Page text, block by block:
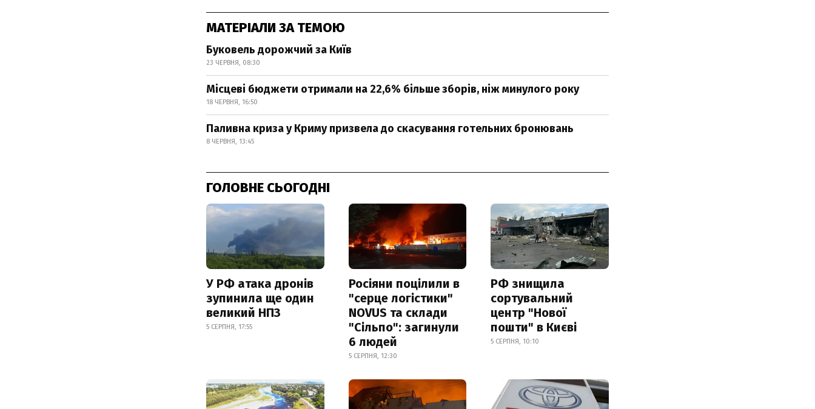
МАТЕРІАЛИ ЗА ТЕМОЮ
Буковель дорожчий за Київ
23 ЧЕРВНЯ, 08:30
Місцеві бюджети отримали на 22,6% більше зборів, ніж минулого року
18 ЧЕРВНЯ, 16:50
Паливна криза у Криму призвела до скасування готельних бронювань
8 ЧЕРВНЯ, 13:45
ГОЛОВНЕ СЬОГОДНІ
У РФ атака дронів
зупинила ще один
великий НПЗ
5 СЕРПНЯ, 17:55
Росіяни поцілили в
"серце логістики"
NOVUS та склади
"Сільпо": загинули
6 людей
5 СЕРПНЯ, 12:30
РФ знищила
сортувальний
центр "Нової
пошти" в Києві
5 СЕРПНЯ, 10:10